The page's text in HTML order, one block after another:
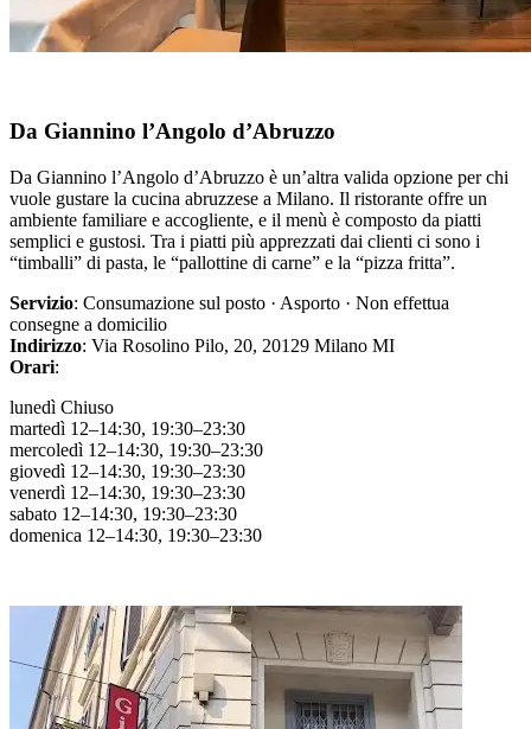
Da Giannino l’Angolo d’Abruzzo
Da Giannino l’Angolo d’Abruzzo è un’altra valida opzione per chi
vuole gustare la cucina abruzzese a Milano. Il ristorante offre un
ambiente familiare e accogliente, e il menù è composto da piatti
semplici e gustosi. Tra i piatti più apprezzati dai clienti ci sono i
“timballi” di pasta, le “pallottine di carne” e la “pizza fritta”.
Servizio: Consumazione sul posto · Asporto · Non effettua
consegne a domicilio
Indirizzo: Via Rosolino Pilo, 20, 20129 Milano MI
Orari:
lunedì Chiuso
martedì 12–14:30, 19:30–23:30
mercoledì 12–14:30, 19:30–23:30
giovedì 12–14:30, 19:30–23:30
venerdì 12–14:30, 19:30–23:30
sabato 12–14:30, 19:30–23:30
domenica 12–14:30, 19:30–23:30